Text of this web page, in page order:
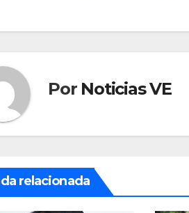
Por Noticias VE
relacionada